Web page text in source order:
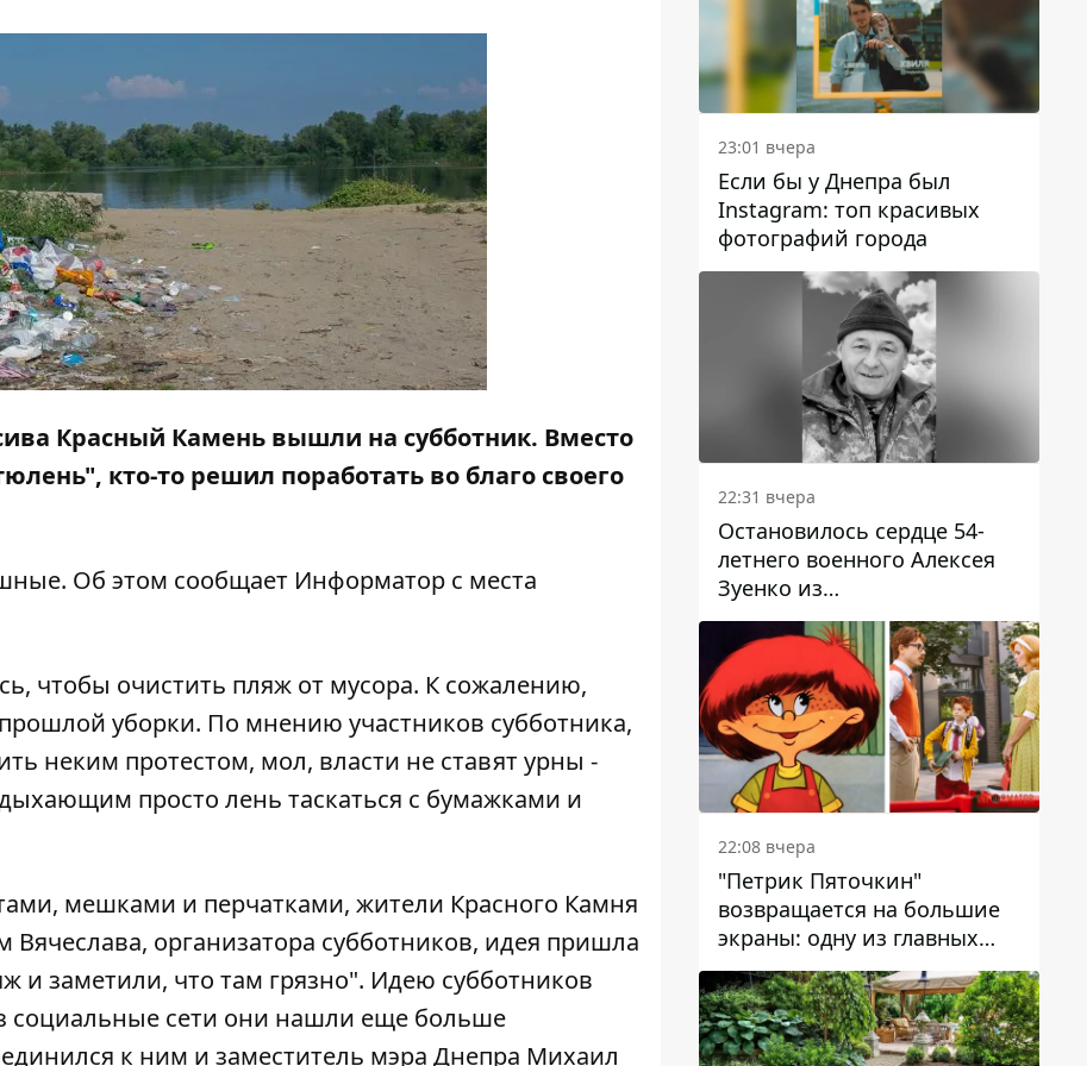
Красный Камень вышли на субботник. Вместо
кто-то решил поработать во благо своего
Об этом сообщает Информатор с места
чтобы очистить пляж от мусора. К сожалению,
уборки. По мнению участников субботника,
неким протестом, мол, власти не ставят урны -
просто лень таскаться с бумажками и
мешками и перчатками, жители Красного Камня
Вячеслава, организатора субботников, идея пришла
и заметили, что там грязно". Идею субботников
социальные сети они нашли еще больше
к ним и заместитель мэра Днепра Михаил
23:01 вчера
Если бы у Днепра был
Instagram: топ красивых
фотографий города
22:31 вчера
Остановилось сердце 54-
летнего военного Алексея
Зуенко из
Днепропетровской области
22:08 вчера
"Петрик Пяточкин"
возвращается на большие
экраны: одну из главных
ролей сыграет 9-летний
днепрянин Александр
Войтеховский